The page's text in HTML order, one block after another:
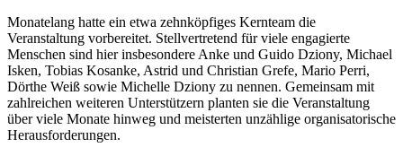
Monatelang hatte ein etwa zehnköpfiges Kernteam die
Veranstaltung vorbereitet. Stellvertretend für viele engagierte
Menschen sind hier insbesondere Anke und Guido Dziony, Michael
Isken, Tobias Kosanke, Astrid und Christian Grefe, Mario Perri,
Dörthe Weiß sowie Michelle Dziony zu nennen. Gemeinsam mit
zahlreichen weiteren Unterstützern planten sie die Veranstaltung
über viele Monate hinweg und meisterten unzählige organisatorische
Herausforderungen.